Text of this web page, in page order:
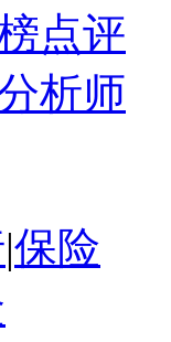
点评
析师
|保险